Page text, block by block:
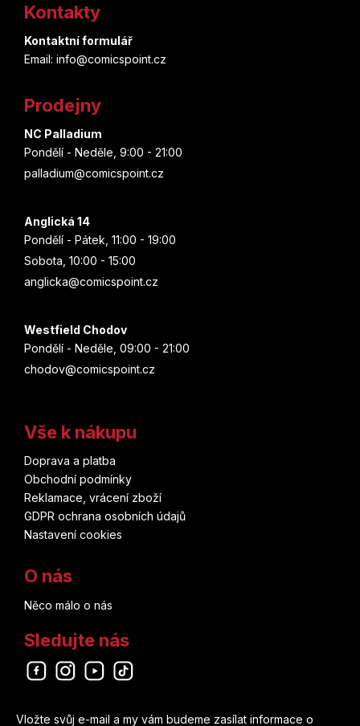
Kontakty
Kontaktní formulář
Email: info@comicspoint.cz
Prodejny
NC Palladium
Pondělí - Neděle, 9:00 - 21:00
palladium@comicspoint.cz
Anglická 14
Pondělí - Pátek, 11:00 - 19:00
Sobota, 10:00 - 15:00
anglicka@comicspoint.cz
Westfield Chodov
Pondělí - Neděle, 09:00 - 21:00
chodov@comicspoint.cz
Vše k nákupu
Doprava a platba
Obchodní podmínky
Reklamace, vrácení zboží
GDPR ochrana osobních údajů
Nastavení cookies
O nás
Něco málo o nás
Sledujte nás
Odebírat newsletter
Vložte svůj e-mail a my vám budeme zasílat informace o